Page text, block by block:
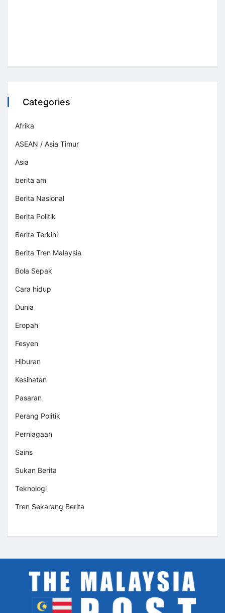
Categories
Afrika
ASEAN / Asia Timur
Asia
berita am
Berita Nasional
Berita Politik
Berita Terkini
Berita Tren Malaysia
Bola Sepak
Cara hidup
Dunia
Eropah
Fesyen
Hiburan
Kesihatan
Pasaran
Perang Politik
Perniagaan
Sains
Sukan Berita
Teknologi
Tren Sekarang Berita